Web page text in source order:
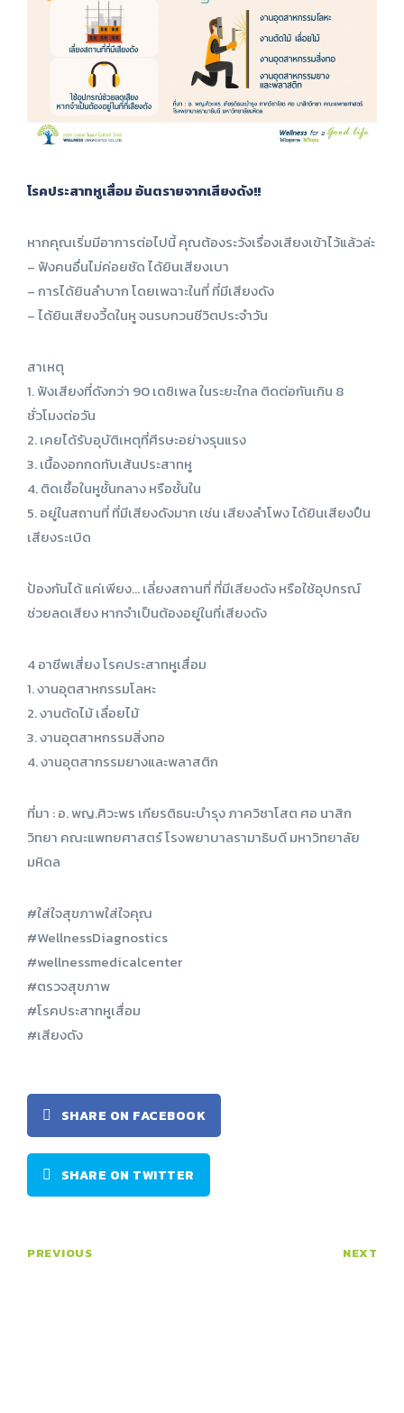
โรคประสาทหูเสื่อม อันตรายจากเสียงดัง!!
หากคุณเริ่มมีอาการต่อไปนี้ คุณต้องระวังเรื่องเสียงเข้าไว้แล้วล่ะ
– ฟังคนอื่นไม่ค่อยชัด ได้ยินเสียงเบา
– การได้ยินลำบาก โดยเพฉาะในที่ ที่มีเสียงดัง
– ได้ยินเสียงวี้ดในหู จนรบกวนชีวิตประจำวัน
สาเหตุ
1. ฟังเสียงที่ดังกว่า 90 เดซิเพล ในระยะใกล ติดต่อกันเกิน 8
ชั่วโมงต่อวัน
2. เคยได้รับอุบัติเหตุที่ศีรษะอย่างรุนแรง
3. เนื้องอกกดทับเส้นประสาทหู
4. ติดเชื้อในหูชั้นกลาง หรือชั้นใน
5. อยู่ในสถานที่ ที่มีเสียงดังมาก เช่น เสียงลำโพง ได้ยินเสียงปืน
เสียงระเบิด
ป้องกันได้ แค่เพียง… เลี่ยงสถานที่ ที่มีเสียงดัง หรือใช้อุปกรณ์
ช่วยลดเสียง หากจำเป็นต้องอยู่ในที่เสียงดัง
4 อาชีพเสี่ยง โรคประสาทหูเสื่อม
1. งานอุตสาหกรรมโลหะ
2. งานตัดไม้ เลื่อยไม้
3. งานอุตสาหกรรมสิ่งทอ
4. งานอุตสากรรมยางและพลาสติก
ที่มา : อ. พญ.ศิวะพร เกียรติธนะบำรุง ภาควิชาโสต ศอ นาสิก
วิทยา คณะแพทยศาสตร์ โรงพยาบาลรามาธิบดี มหาวิทยาลัย
มหิดล
#ใส่ใจสุขภาพใส่ใจคุณ
#WellnessDiagnostics
#wellnessmedicalcenter
#ตรวจสุขภาพ
#โรคประสาทหูเสื่อม
#เสียงดัง
SHARE ON FACEBOOK
SHARE ON TWITTER
PREVIOUS NEXT